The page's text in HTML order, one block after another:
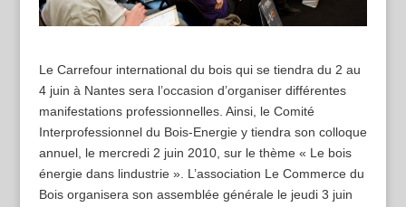
Le Carrefour international du bois qui se tiendra du 2 au
4 juin à Nantes sera l’occasion d’organiser différentes
manifestations professionnelles. Ainsi, le Comité
Interprofessionnel du Bois-Energie y tiendra son colloque
annuel, le mercredi 2 juin 2010, sur le thème « Le bois
énergie dans lindustrie ». L’association Le Commerce du
Bois organisera son assemblée générale le jeudi 3 juin